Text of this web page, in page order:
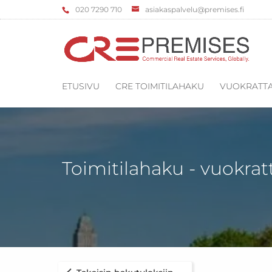
‌020 7290 710 asiakaspalvelu@premises.fi
ETUSIVU CRE TOIMITILAHAKU
Toimitilahaku -